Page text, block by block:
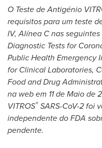
O Teste de Antigénio
requisitos para um teste
IV, Alínea C nas
Diagnostic Tests for
Public Health Emergency
for Clinical Laboratories,
Food and Drug
na web em 11 deMaio de
VITROS® SARS-CoV-2 foi
independente do FDA
pendente.